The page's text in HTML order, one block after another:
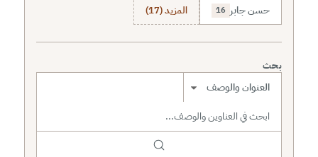
حسن جابر 16 المزيد (17)
بحث
نطاق البحث